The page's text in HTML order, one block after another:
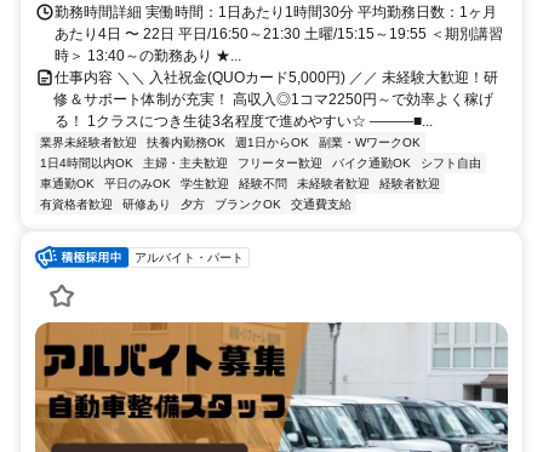
勤務時間詳細 実働時間：1日あたり1時間30分 平均勤務日数：1ヶ月
あたり4日 〜 22日 平日/16:50～21:30 土曜/15:15～19:55 ＜期別講習
時＞ 13:40～の勤務あり ★...
仕事内容 ＼＼ 入社祝金(QUOカード5,000円) ／／ 未経験大歓迎！研
修＆サポート体制が充実！ 高収入◎1コマ2250円～で効率よく稼げ
る！ 1クラスにつき生徒3名程度で進めやすい☆ ―――■...
業界未経験者歓迎 扶養内勤務OK 週1日からOK
副業・WワークOK
1日4時間以内OK
主婦・主夫歓迎 フリーター歓迎 バイク通勤OK
シフト自由
車通勤OK
平日のみOK 学生歓迎 経験不問 未経験者歓迎
経験者歓迎
有資格者歓迎
研修あり 夕方 ブランクOK 交通費支給
アルバイト・パート